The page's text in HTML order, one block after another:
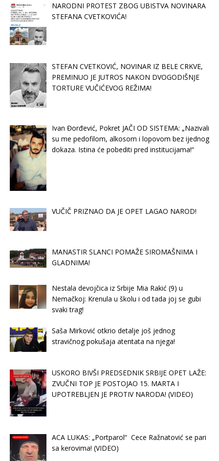
NARODNI PROTEST ZBOG UBISTVA NOVINARA
STEFANA CVETKOVIĆA!
STEFAN CVETKOVIĆ, NOVINAR IZ BELE CRKVE,
PREMINUO JE JUTROS NAKON DVOGODIŠNJE
TORTURE VUČIĆEVOG REŽIMA!
Ivan Đorđević, Pokret JAČI OD SISTEMA: „Nazivali
su me pedofilom, alkosom i lopovom bez ijednog
dokaza. Istina će pobediti pred institucijama!“
VUČIČ PRIZNAO DA JE OPET LAGAO NAROD!
MANASTIR SLANCI POMAŽE SIROMAŠNIMA I
GLADNIMA!
Nestala devojčica iz Srbije Mia Rakić (9) u
Nemačkoj: Krenula u školu i od tada joj se gubi
svaki trag!
Saša Mirković otkrio detalje još jednog
stravičnog pokušaja atentata na njega!
USKORO BIVŠI PREDSEDNIK SRBIJE OPET LAŽE:
ZVUČNI TOP JE POSTOJAO 15. MARTA I
UPOTREBLJEN JE PROTIV NARODA! (VIDEO)
ACA LUKAS: „Portparol“ Cece Ražnatović se pari
sa kerovima! (VIDEO)